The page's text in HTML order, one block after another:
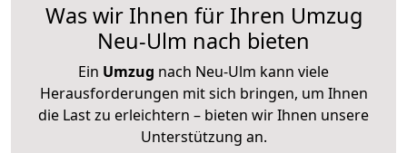
Was wir Ihnen für Ihren Umzug
Neu-Ulm nach bieten
Ein Umzug nach Neu-Ulm kann viele
Herausforderungen mit sich bringen, um Ihnen
die Last zu erleichtern – bieten wir Ihnen unsere
Unterstützung an.